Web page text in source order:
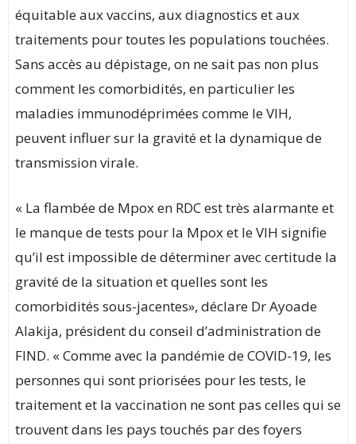
équitable aux vaccins, aux diagnostics et aux
traitements pour toutes les populations touchées.
Sans accès au dépistage, on ne sait pas non plus
comment les comorbidités, en particulier les
maladies immunodéprimées comme le VIH,
peuvent influer sur la gravité et la dynamique de
transmission virale.
« La flambée de Mpox en RDC est très alarmante et
le manque de tests pour la Mpox et le VIH signifie
qu’il est impossible de déterminer avec certitude la
gravité de la situation et quelles sont les
comorbidités sous-jacentes», déclare Dr Ayoade
Alakija, président du conseil d’administration de
FIND. « Comme avec la pandémie de COVID-19, les
personnes qui sont priorisées pour les tests, le
traitement et la vaccination ne sont pas celles qui se
trouvent dans les pays touchés par des foyers